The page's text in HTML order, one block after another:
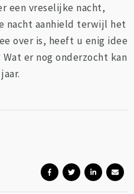
een vreselijke nacht,
nacht aanhield terwijl het
over is, heeft u enig idee
er nog onderzocht kan